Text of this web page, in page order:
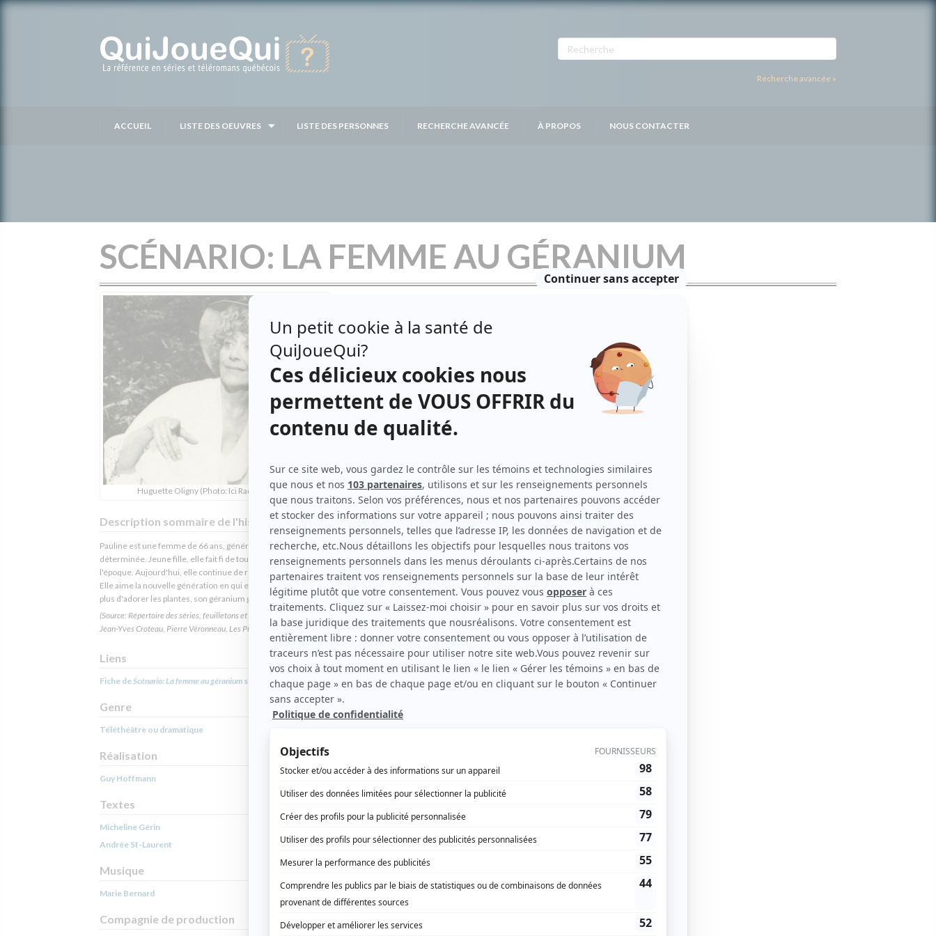
Recherche avancée »
ACCUEIL LISTE DES OEUVRES LISTE DES PERSONNES RECHERCHE AVANCÉE À PROPOS NOUS CONTACTER
SCÉNARIO: LA FEMME AU GÉRANIUM
Huguette Oligny (Photo: Ici Radio-Canada)
Description sommaire de l'histoire
Pauline est une femme de 66 ans, généreuse, naturelle et
déterminée. Jeune fille, elle fait fi de tous les tabous de
l'époque. Aujourd'hui, elle continue de relever tous les défis.
Elle aime la nouvelle génération en qui elle se reconnaît, en
plus d'adorer les plantes, son géranium géant surtout.
(Source: Répertoire des séries, feuilletons et téléromans québécois,
Jean-Yves Croteau, Pierre Véronneau, Les Publications du Québec)
Liens
Fiche deScénario: La femme au géranium sur Showbizz.net
Genre
Téléthéâtre ou dramatique
Réalisation
Guy Hoffmann
Textes
Micheline Gérin
Andrée St-Laurent
Musique
Marie Bernard
Compagnie de production
Huguette Oligny( Pauline à 66 ans)
Marie-Lou Dion
Léo Ilial( Pierre-Étienne
)
Louise Lambert (Dominique)
Michel Côté(Luc)
Jean-Marie Lemieux(Wilfrid)
Hubert Noël(François)
Guy Provost(Alfred)
Gisèle Trépanier
Corinne
Roger Garceau(Jules)
Louise Bombardier(Une religieuse)
Denise Clairoux(Une religieuse)
Claude Gasse(Une religieuse)
Une religieuse
Michel Mondy
Le marchand
Yves É. Arnau(Le policier)